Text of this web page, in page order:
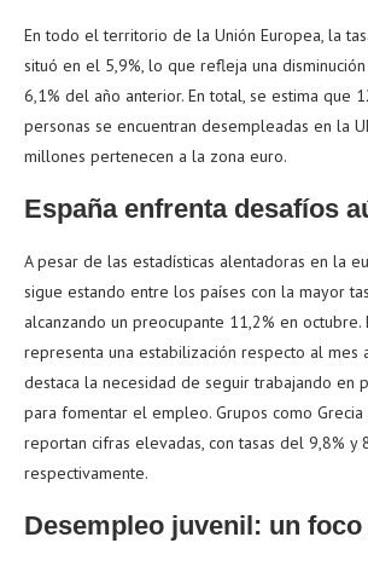
En todo el territorio de la Unión Europea, la
situó en el 5,9%, lo que refleja una
6,1% del año anterior. En total, se estima que
personas se encuentran desempleadas en la
millones pertenecen a la zona euro.
España enfrenta desafíos
A pesar de las estadísticas alentadoras en la
sigue estando entre los países con la mayor
alcanzando un preocupante 11,2% en octubre.
representa una estabilización respecto al mes
destaca la necesidad de seguir trabajando en
para fomentar el empleo. Grupos como Grecia
reportan cifras elevadas, con tasas del 9,8% y
respectivamente.
Desempleo juvenil: un